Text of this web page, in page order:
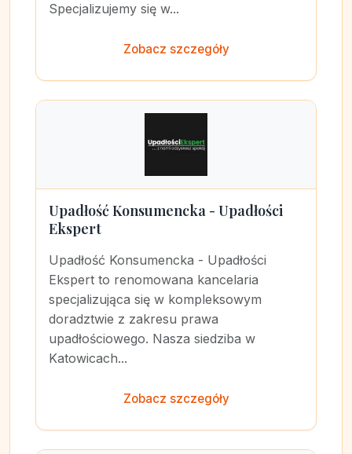
Specjalizujemy się w...
Zobacz szczegóły
Upadłość Konsumencka - Upadłości
Ekspert
Upadłość Konsumencka - Upadłości
Ekspert to renomowana kancelaria
specjalizująca się w kompleksowym
doradztwie z zakresu prawa
upadłościowego. Nasza siedziba w
Katowicach...
Zobacz szczegóły